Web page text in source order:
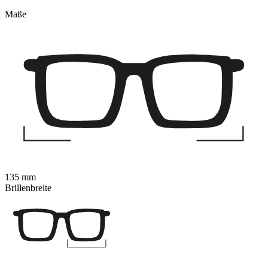
Maße
135 mm
Brillenbreite